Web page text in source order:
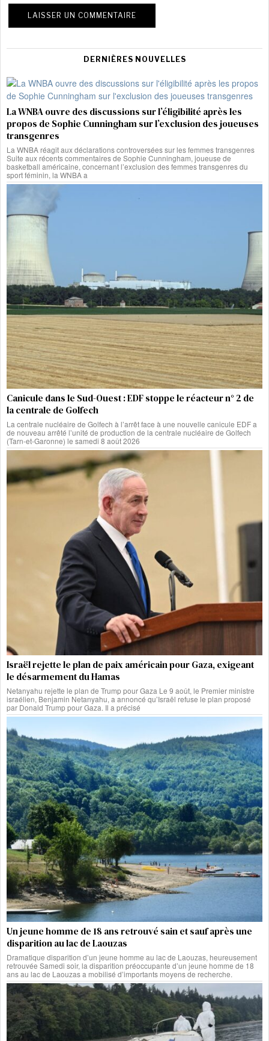
DERNIÈRES NOUVELLES
La WNBA ouvre des discussions sur l’éligibilité après les
propos de Sophie Cunningham sur l’exclusion des joueuses
transgenres
La WNBA réagit aux déclarations controversées sur les femmes transgenres
Suite aux récents commentaires de Sophie Cunningham, joueuse de
basketball américaine, concernant l’exclusion des femmes transgenres du
sport féminin, la WNBA a
Canicule dans le Sud-Ouest : EDF stoppe le réacteur n° 2 de
la centrale de Golfech
La centrale nucléaire de Golfech à l’arrêt face à une nouvelle canicule EDF a
de nouveau arrêté l’unité de production de la centrale nucléaire de Golfech
(Tarn-et-Garonne) le samedi 8 août 2026
Israël rejette le plan de paix américain pour Gaza, exigeant
le désarmement du Hamas
Netanyahu rejette le plan de Trump pour Gaza Le 9 août, le Premier ministre
israélien, Benjamin Netanyahu, a annoncé qu’Israël refuse le plan proposé
par Donald Trump pour Gaza. Il a précisé
Un jeune homme de 18 ans retrouvé sain et sauf après une
disparition au lac de Laouzas
Dramatique disparition d’un jeune homme au lac de Laouzas, heureusement
retrouvée Samedi soir, la disparition préoccupante d’un jeune homme de 18
ans au lac de Laouzas a mobilisé d’importants moyens de recherche.